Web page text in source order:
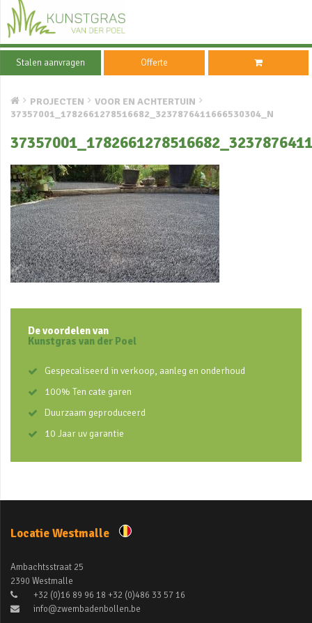
Stalen aanvragen Offerte
PROJECTEN
VOOR EN ACHTERTUIN
37357001_1782661278516682_3237876411666530304_N
De voordelen van
Kunstgras van der Poel
Gespecaliseerd in verkoop, aanleg en onderhoud
100% Ten cate garen
Duurzaam geproduceerd
10 Jaar uv garantie
Locatie Westmalle
Ambachtsstraat 25
2390 Westmalle
+32 (0)16 89 96 18 +32 (0)486 33 57 16
info@zwembadenbollen.be